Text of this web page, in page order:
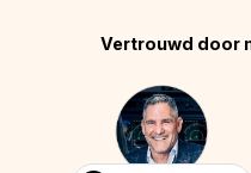
Vertrouwd door